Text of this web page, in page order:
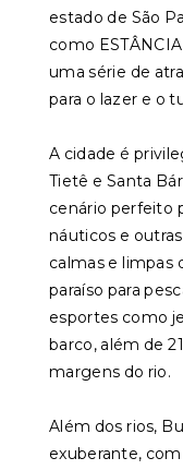
estado de São
como
uma série de
para o lazer e o
A cidade é
Tietê e Santa
cenário perfeito
náuticos e
calmas e limpas
paraíso para
esportes como
barco, além de
margens do rio.
Além dos rios,
exuberante,